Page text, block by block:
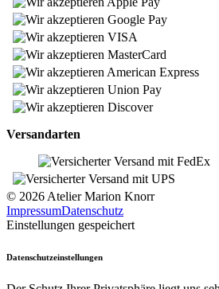
Versandarten
© 2026 Atelier Marion Knorr
ImpressumDatenschutz
Einstellungen gespeichert
Datenschutzeinstellungen